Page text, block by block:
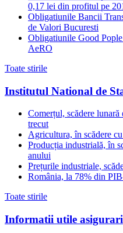
0,17 lei din profitul pe
Obligatiunile Bancii
de Valori Bucuresti
Obligatiunile Good
AeRO
Toate stirile
Institutul National de
Comerțul, scădere
trecut
Agricultura, în scădere
Producția industrială, în
anului
Prețurile industriale,
România, la 78% din
Toate stirile
Informatii utile asigurari